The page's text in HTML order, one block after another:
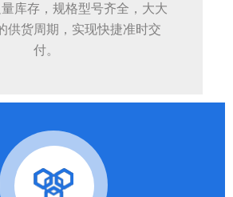
库存，规格型号齐全，大大
供货周期，实现快捷准时交
付。